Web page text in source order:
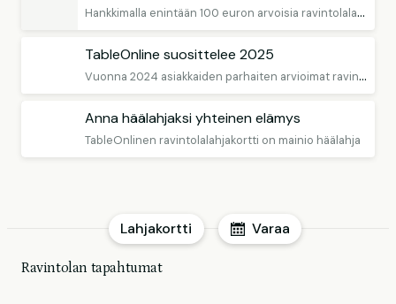
H
ankkimalla enintään 100 euron arvoisia ravintolalahjakortteja, teet sen täysin verovapaasti.
TableOnline suosittelee 2025
V
uonna 2024 asiakkaiden parhaiten arvioimat ravintolat
Anna häälahjaksi yhteinen elämys
TableOnlinen ravintolalahjakortti on mainio häälahja
Varaa
Lahjakortti
Ravintolan tapahtumat